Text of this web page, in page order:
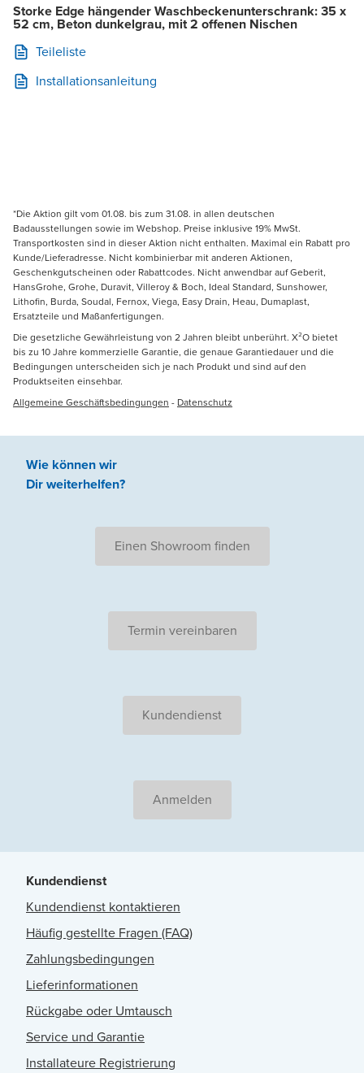
Storke Edge hängender Waschbeckenunterschrank: 35 x
52 cm, Beton dunkelgrau, mit 2 offenen Nischen
Teileliste
Installationsanleitung
*Die Aktion gilt vom 01.08. bis zum 31.08. in allen deutschen
Badausstellungen sowie im Webshop. Preise inklusive 19% MwSt.
Transportkosten sind in dieser Aktion nicht enthalten. Maximal ein Rabatt pro
Kunde/Lieferadresse. Nicht kombinierbar mit anderen Aktionen,
Geschenkgutscheinen oder Rabattcodes. Nicht anwendbar auf Geberit,
HansGrohe, Grohe, Duravit, Villeroy & Boch, Ideal Standard, Sunshower,
Lithofin, Burda, Soudal, Fernox, Viega, Easy Drain, Heau, Dumaplast,
Ersatzteile und Maßanfertigungen.
Die gesetzliche Gewährleistung von 2 Jahren bleibt unberührt. X²O bietet
bis zu 10 Jahre kommerzielle Garantie, die genaue Garantiedauer und die
Bedingungen unterscheiden sich je nach Produkt und sind auf den
Produktseiten einsehbar.
Allgemeine Geschäftsbedingungen - Datenschutz
Wie können wir
Dir weiterhelfen?
Einen Showroom finden
Termin vereinbaren
Kundendienst
Anmelden
Kundendienst
Kundendienst kontaktieren
Häufig gestellte Fragen (FAQ)
Zahlungsbedingungen
Lieferinformationen
Rückgabe oder Umtausch
Service und Garantie
Installateure Registrierung